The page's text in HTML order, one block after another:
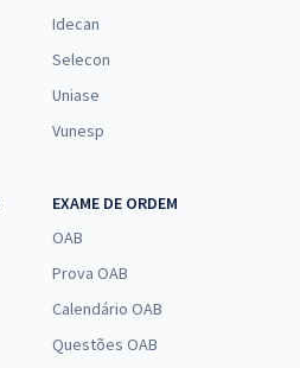
Idecan
Selecon
Uniase
Vunesp
EXAME DE ORDEM
OAB
Prova OAB
Calendário OAB
Questões OAB